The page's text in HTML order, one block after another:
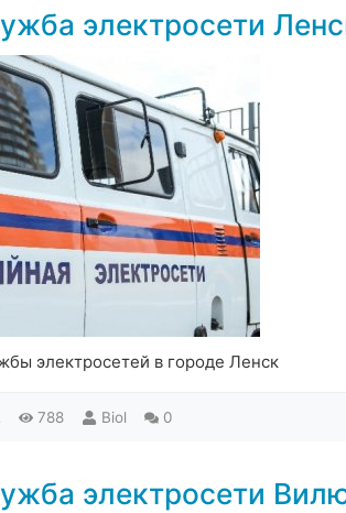
электросети
электросетей в городе Ленск
788 Biol 0
электросети